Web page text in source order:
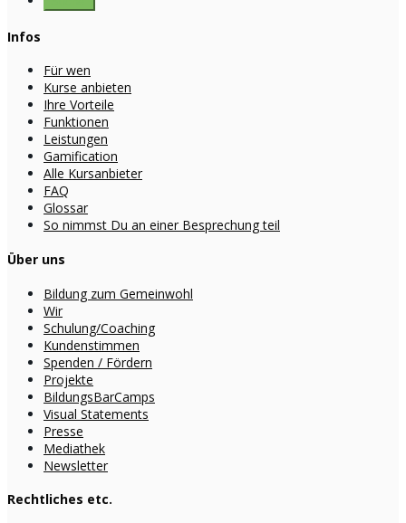
Infos
Für wen
Kurse anbieten
Ihre Vorteile
Funktionen
Leistungen
Gamification
Alle Kursanbieter
FAQ
Glossar
So nimmst Du an einer Besprechung teil
Über uns
Bildung zum Gemeinwohl
Wir
Schulung/Coaching
Kundenstimmen
Spenden / Fördern
Projekte
BildungsBarCamps
Visual Statements
Presse
Mediathek
Newsletter
Rechtliches etc.